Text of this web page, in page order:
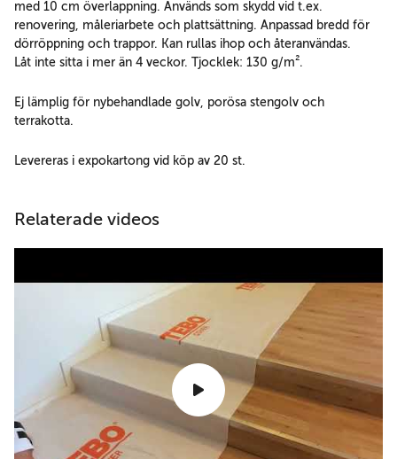
med 10 cm överlappning. Används som skydd vid t.ex.
renovering, måleriarbete och plattsättning. Anpassad bredd för
dörröppning och trappor. Kan rullas ihop och återanvändas.
Låt inte sitta i mer än 4 veckor. Tjocklek: 130 g/m².
Ej lämplig för nybehandlade golv, porösa stengolv och
terrakotta.
Levereras i expokartong vid köp av 20 st.
Relaterade videos